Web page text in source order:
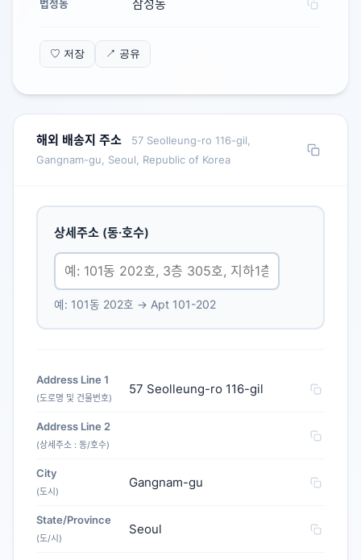
법정동 삼성동
♡ 저장 ↗ 공유
해외 배송지 주소
57 Seolleung-ro 116-gil,
Gangnam-gu, Seoul, Republic of Korea
상세주소 (동·호수)
예: 101동 202호 → Apt 101-202
Address Line 1
(도로명 및 건물번호)
57 Seolleung-ro 116-gil
Address Line 2
(상세주소 : 동/호수)
City
(도시)
Gangnam-gu
State/Province
(도/시)
Seoul